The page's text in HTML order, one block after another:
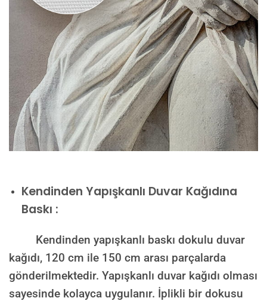
Kendinden Yapışkanlı Duvar Kağıdına
Baskı :
Kendinden yapışkanlı baskı dokulu duvar
kağıdı, 120 cm ile 150 cm arası parçalarda
gönderilmektedir. Yapışkanlı duvar kağıdı olması
sayesinde kolayca uygulanır. İplikli bir dokusu